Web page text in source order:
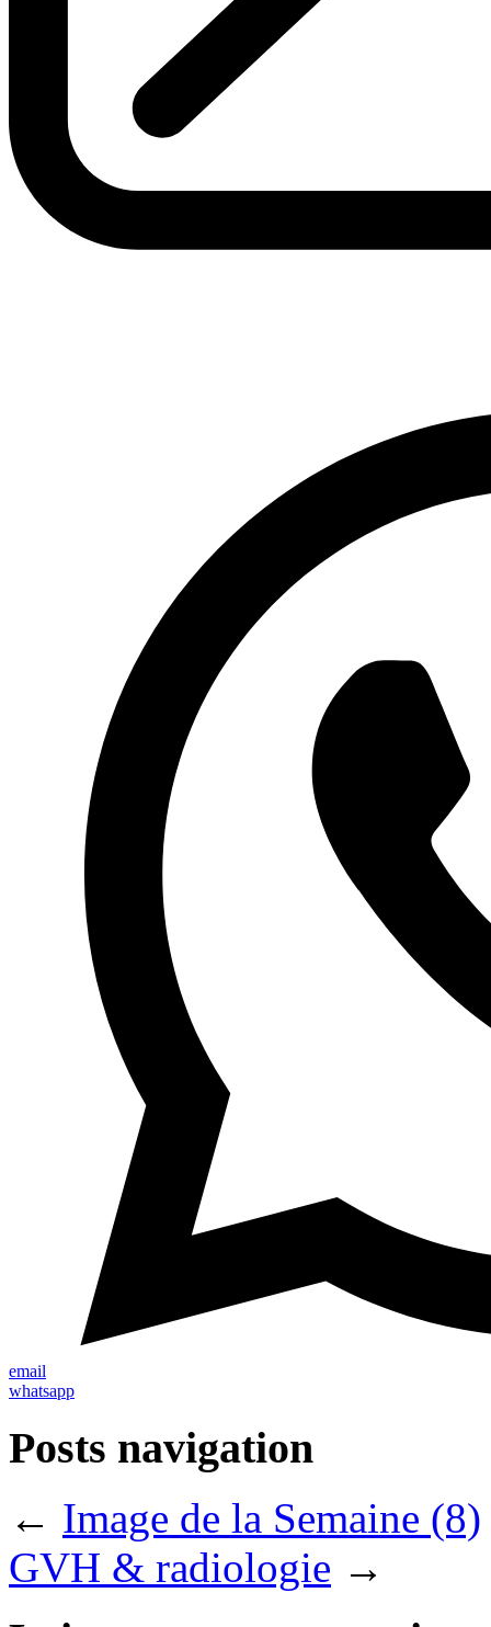
email
whatsapp
Posts navigation
← Image de la Semaine (8)
GVH & radiologie →